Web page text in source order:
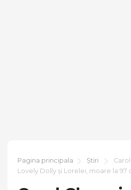
Pagina principala Știri
Lovely Dolly și Lorelei, moare la 97